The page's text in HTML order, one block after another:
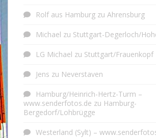
Rolf aus Hamburg zu Ahrensburg
Michael zu Stuttgart-Degerloch/
LG Michael zu Stuttgart/Frauenkopf
Jens zu Neverstaven
Hamburg/Heinrich-Hertz-Turm –
www.senderfotos.de zu Hamburg-
Bergedorf/Lohbrügge
Westerland (Sylt) –